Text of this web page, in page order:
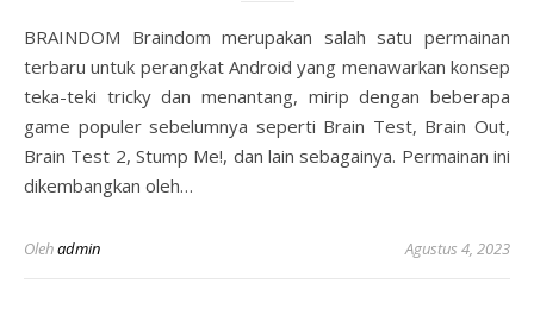
BRAINDOM Braindom merupakan salah satu permainan
terbaru untuk perangkat Android yang menawarkan konsep
teka-teki tricky dan menantang, mirip dengan beberapa
game populer sebelumnya seperti Brain Test, Brain Out,
Brain Test 2, Stump Me!, dan lain sebagainya. Permainan ini
dikembangkan oleh…
Olehadmin Agustus 4, 2023